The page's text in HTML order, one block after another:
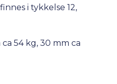
i tykkelse 12,
54 kg, 30 mm ca